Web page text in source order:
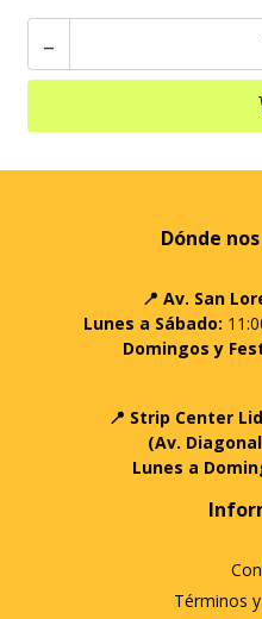
-
Dónde
📍 Av. San
Lunes a Sábado:
Domingos y
📍 Strip Center
(Av.
Lunes a
Términos